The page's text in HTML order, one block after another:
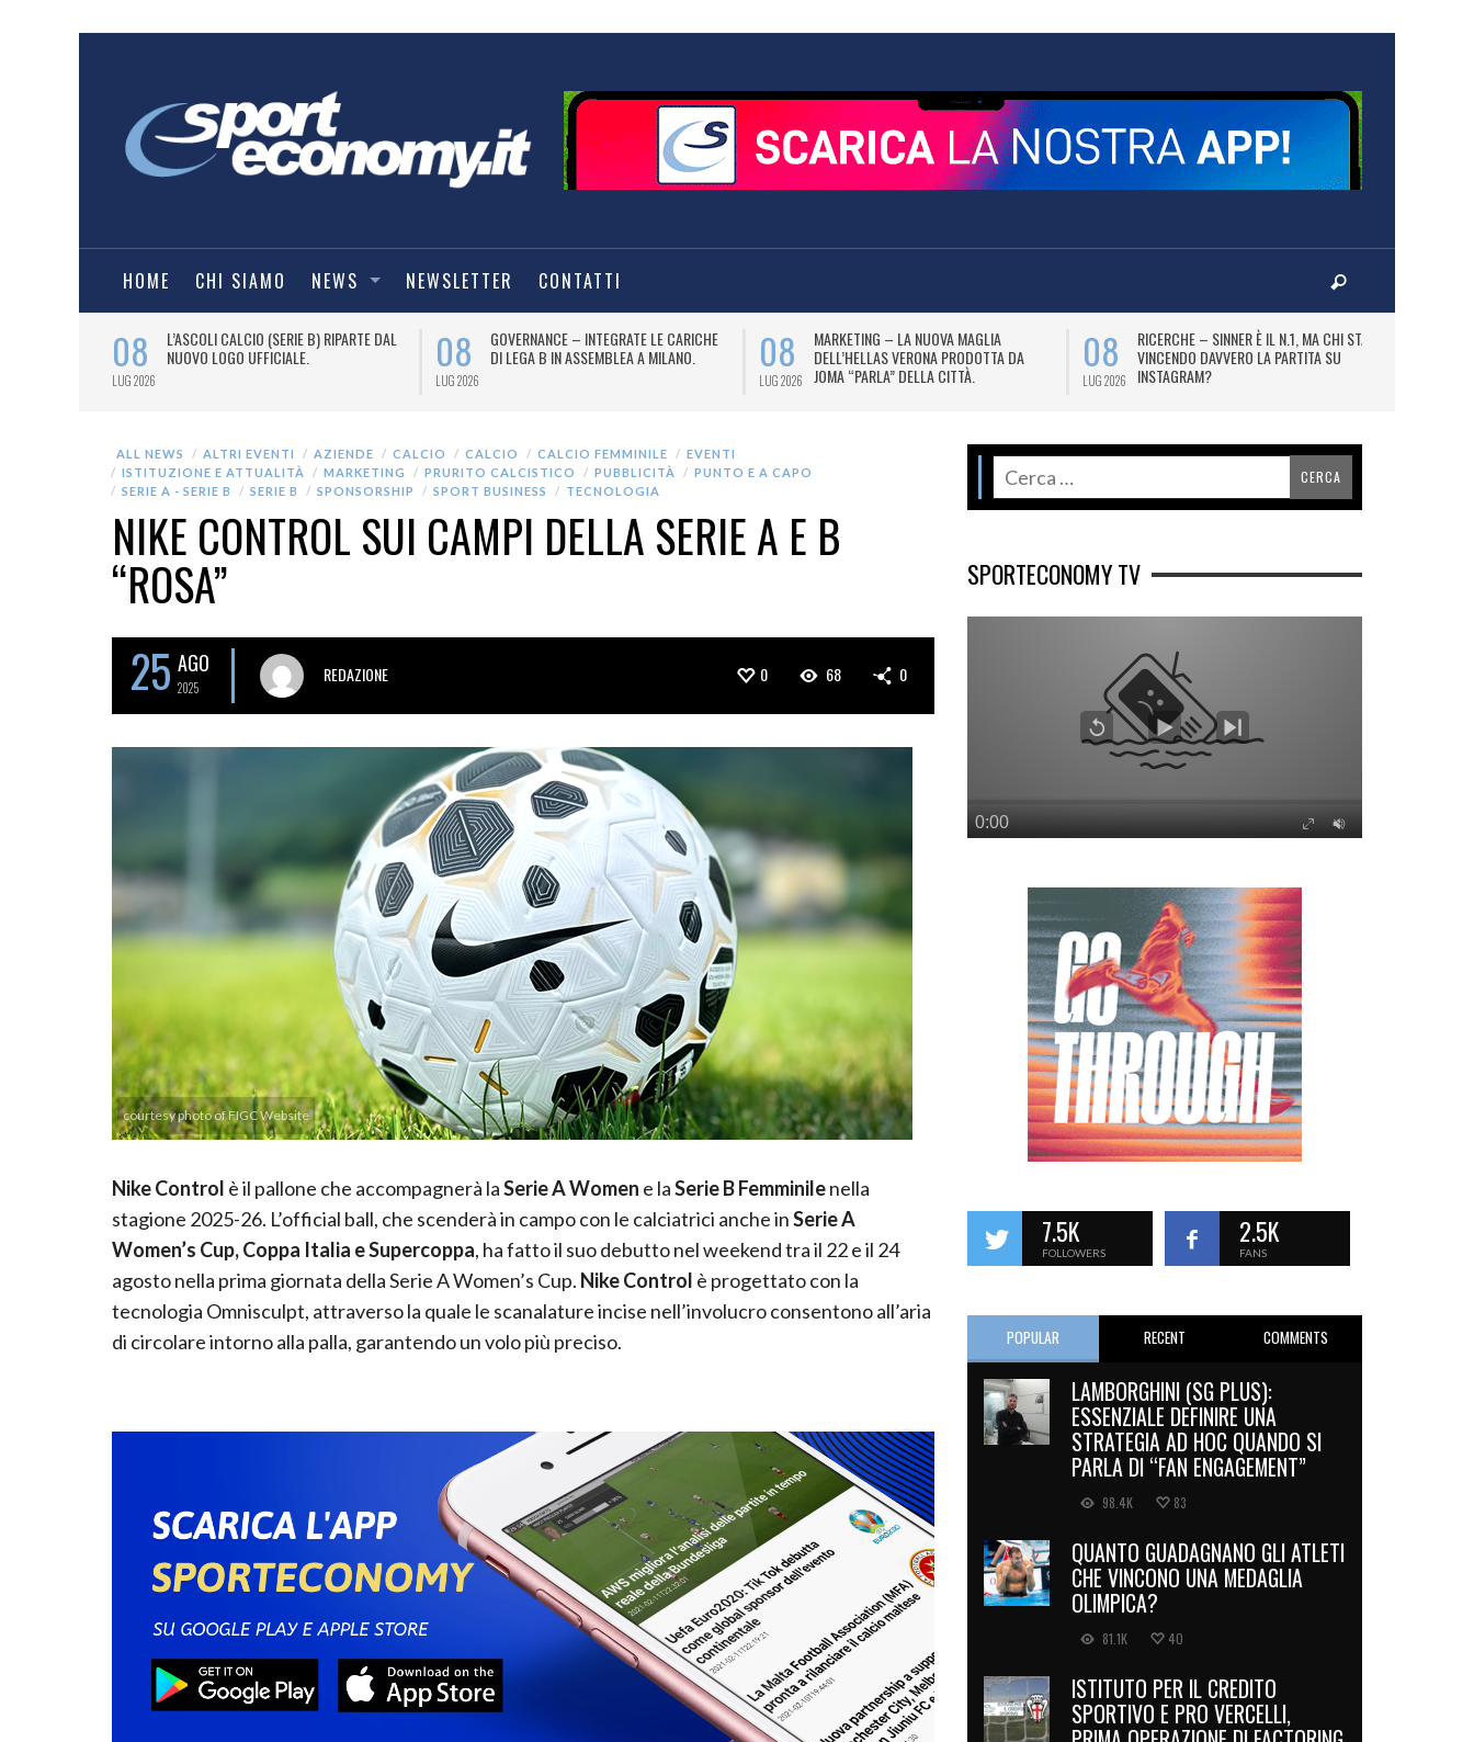
HOME CHI SIAMO NEWS NEWSLETTER CONTATTI
08
LUG 2026
L’ASCOLI CALCIO (SERIE B) RIPARTE DAL
NUOVO LOGO UFFICIALE.
08
LUG 2026
GOVERNANCE – INTEGRATE LE CARICHE
DI LEGA B IN ASSEMBLEA A MILANO.
08
LUG 2026
MARKETING – LA NUOVA MAGLIA
DELL’HELLAS VERONA PRODOTTA DA
JOMA “PARLA” DELLA CITTÀ.
08
LUG 2026
RICERCHE – SINNER È IL N.1, MA CHI STA
VINCENDO DAVVERO LA PARTITA SU
INSTAGRAM?
ALL NEWS ALTRI EVENTI AZIENDE CALCIO CALCIO CALCIO FEMMINILE
EVENTI
ISTITUZIONE E ATTUALITÀ
MARKETING PRURITO CALCISTICO PUBBLICITÀ
PUNTO E A CAPO
SERIE A - SERIE B
SERIE B SPONSORSHIP SPORT BUSINESS TECNOLOGIA
NIKE CONTROL SUI CAMPI DELLA SERIE A E B
“ROSA”
25 AGO
2025
REDAZIONE 0 68 0
courtesy photo of FIGC Website
Nike Control è il pallone che accompagnerà laSerie A Women e laSerie B Femminilenella
stagione 2025-26. L’official ball, che scenderà in campo con le calciatrici anche inSerie A
Women’s Cup, Coppa Italia e Supercoppa, ha fatto il suo debutto nel weekend tra il 22 e il 24
agosto nella prima giornata della Serie A Women’s Cup. Nike Control è progettato con la
tecnologia Omnisculpt, attraverso la quale le scanalature incise nell’involucro consentono all’aria
di circolare intorno alla palla, garantendo un volo più preciso.
SPORTECONOMY TV
7.5K
FOLLOWERS
2.5K
FANS
POPULAR RECENT COMMENTS
LAMBORGHINI (SG PLUS):
ESSENZIALE DEFINIRE UNA
STRATEGIA AD HOC QUANDO SI
PARLA DI “FAN ENGAGEMENT”
98.4K 83
QUANTO GUADAGNANO GLI ATLETI
CHE VINCONO UNA MEDAGLIA
OLIMPICA?
81.1K 40
ISTITUTO PER IL CREDITO
SPORTIVO E PRO VERCELLI,